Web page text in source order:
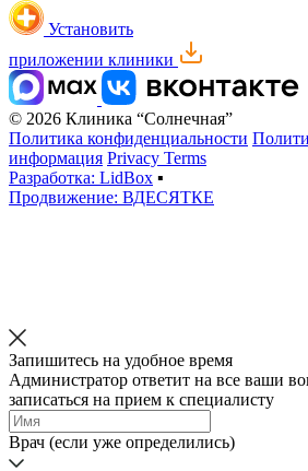
Установить
приложении клиники
© 2026 Клиника “Солнечная”
Политика конфиденциальности
информация Privacy Terms
Разработка: LidBox ▪
Продвижение: ВДЕСЯТКЕ
Запишитесь на удобное время
Администратор ответит на все ваши
записаться на прием к специалисту
Врач (если уже определились)